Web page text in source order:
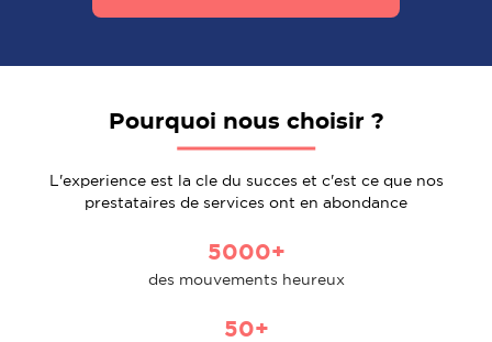
Pourquoi nous choisir ?
L'experience est la cle du succes et c'est ce que nos
prestataires de services ont en abondance
5000+
des mouvements heureux
50+